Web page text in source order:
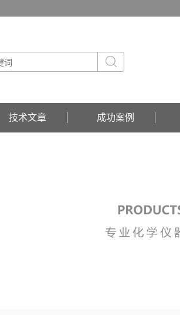
技术文章 成功案例